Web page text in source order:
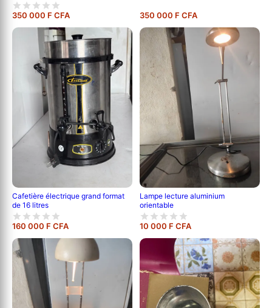
350 000 F CFA 350 000 F CFA
Cafetière électrique grand format
de 16 litres
160 000 F CFA
Lampe lecture aluminium
orientable
10 000 F CFA